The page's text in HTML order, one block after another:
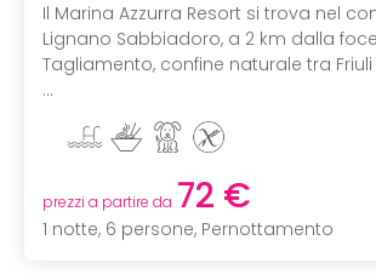
Il Marina Azzurra Resort si trova nel
Lignano Sabbiadoro, a 2 km dalla
Tagliamento, confine naturale tra Friuli
...
prezzi a partire da 72 €
1 notte, 6 persone, Pernottamento